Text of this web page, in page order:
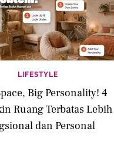
LIFESTYLE
Big Personality! 4
Ruang Terbatas Lebih
dan Personal